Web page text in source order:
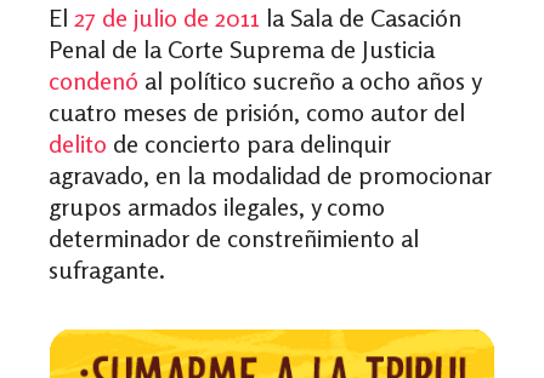
El 27 de julio de 2011 la Sala de Casación
Penal de la Corte Suprema de Justicia
condenó al político sucreño a ocho años y
cuatro meses de prisión, como autor del
delito de concierto para delinquir
agravado, en la modalidad de promocionar
grupos armados ilegales, y como
determinador de constreñimiento al
sufragante.